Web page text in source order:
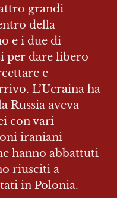
grandi
della
e i due di
per dare libero
e
L’Ucraina ha
Russia aveva
con vari
iraniani
hanno abbattuti
riusciti a
in Polonia.